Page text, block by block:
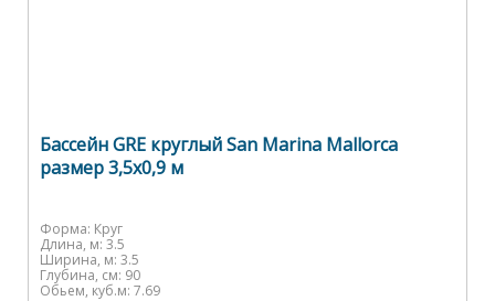
Бассейн GRE круглый San Marina Mallorca
размер 3,5х0,9 м
Форма: Круг
Длина, м: 3.5
Ширина, м: 3.5
Глубина, см: 90
Обьем, куб.м: 7.69